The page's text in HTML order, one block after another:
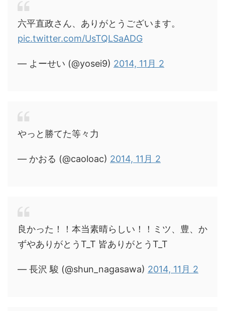
六平直政さん、ありがとうございます。
pic.twitter.com/UsTQLSaADG
— よーせい (@yosei9) 2014, 11月 2
やっと勝てた等々力
— かおる (@caoloac) 2014, 11月 2
良かった！！本当素晴らしい！！ミツ、豊、か
ずやありがとうT_T 皆ありがとうT_T
— 長沢 駿 (@shun_nagasawa) 2014, 11月 2